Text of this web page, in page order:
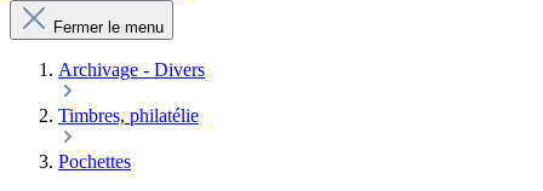
Fermer le menu
Archivage - Divers
Timbres, philatélie
Pochettes